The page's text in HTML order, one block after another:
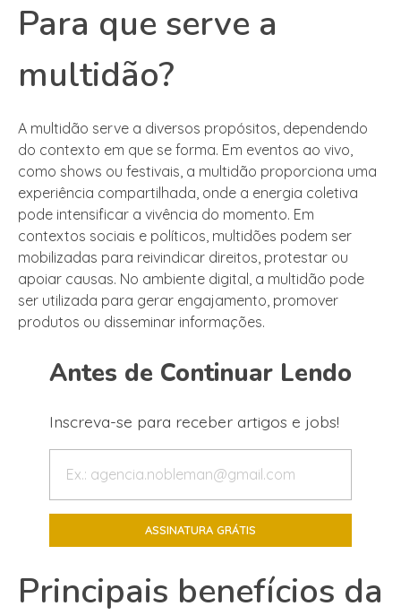
Para que serve a
multidão?
A multidão serve a diversos propósitos, dependendo
do contexto em que se forma. Em eventos ao vivo,
como shows ou festivais, a multidão proporciona uma
experiência compartilhada, onde a energia coletiva
pode intensificar a vivência do momento. Em
contextos sociais e políticos, multidões podem ser
mobilizadas para reivindicar direitos, protestar ou
apoiar causas. No ambiente digital, a multidão pode
ser utilizada para gerar engajamento, promover
produtos ou disseminar informações.
Antes de Continuar Lendo
Inscreva-se para receber artigos e jobs!
Principais benefícios da